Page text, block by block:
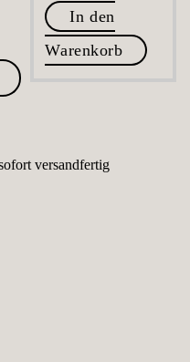
In den
Warenkorb
versandfertig